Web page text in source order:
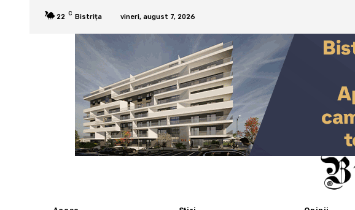
22 C Bistrița vineri, august 7, 2026